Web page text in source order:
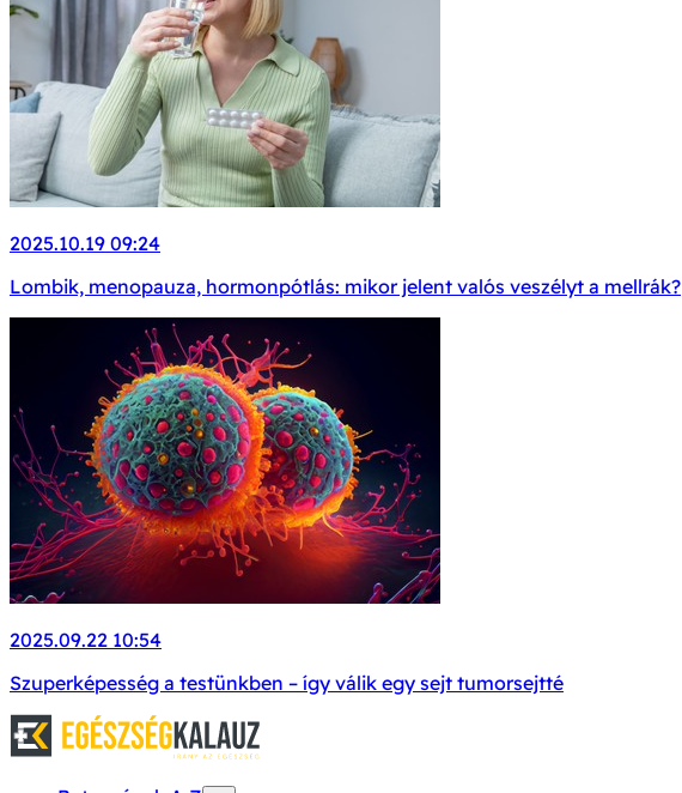
2025.10.19 09:24
Lombik, menopauza, hormonpótlás: mikor jelent valós veszélyt a mellrák?
2025.09.22 10:54
Szuperképesség a testünkben – így válik egy sejt tumorsejtté